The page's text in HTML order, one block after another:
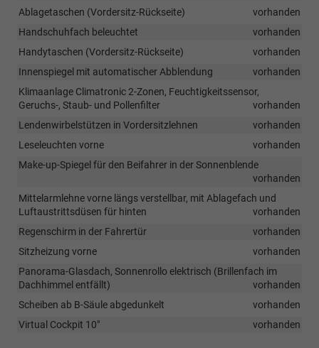
Ablagetaschen (Vordersitz-Rückseite)
vorhanden
Handschuhfach beleuchtet
vorhanden
Handytaschen (Vordersitz-Rückseite)
vorhanden
Innenspiegel mit automatischer Abblendung
vorhanden
Klimaanlage Climatronic 2-Zonen, Feuchtigkeitssensor,
Geruchs-, Staub- und Pollenfilter
vorhanden
Lendenwirbelstützen in Vordersitzlehnen
vorhanden
Leseleuchten vorne
vorhanden
Make-up-Spiegel für den Beifahrer in der Sonnenblende
vorhanden
Mittelarmlehne vorne längs verstellbar, mit Ablagefach und
Luftaustrittsdüsen für hinten
vorhanden
Regenschirm in der Fahrertür
vorhanden
Sitzheizung vorne
vorhanden
Panorama-Glasdach, Sonnenrollo elektrisch (Brillenfach im
Dachhimmel entfällt)
vorhanden
Scheiben ab B-Säule abgedunkelt
vorhanden
Virtual Cockpit 10"
vorhanden